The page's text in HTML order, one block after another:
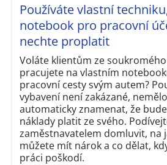
Používáte vlastní
notebook pro pracovní
nechte proplatit
Voláte klientům ze
pracujete na vlastním
pracovní cesty svým autem?
vybavení není zakázané,
automaticky znamenat, že
náklady platit ze svého.
zaměstnavatelem domluvit, na
můžete mít nárok a co dělat,
práci poškodí.